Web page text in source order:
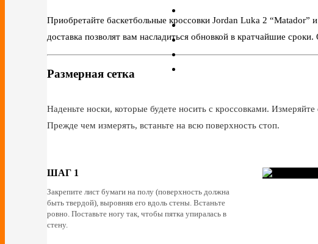
Приобретайте баскетбольные кроссовки Jordan Luka 2 “Matador”
доставка позволят вам насладиться обновкой в кратчайшие
Размерная сетка
Наденьте носки, которые будете носить с кроссовками.
Прежде чем измерять, встаньте на всю поверхность стоп.
ШАГ 1
Закрепите лист бумаги на полу (поверхность должна
быть твердой), выровняв его вдоль стены. Встаньте
ровно. Поставьте ногу так, чтобы пятка упиралась в
стену.